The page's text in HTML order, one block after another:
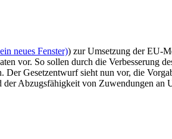
neues Fenster)) zur Umsetzung der EU-
vor. So sollen durch die Verbesserung
Gesetzentwurf sieht nun vor, die
Abzugsfähigkeit von Zuwendungen an